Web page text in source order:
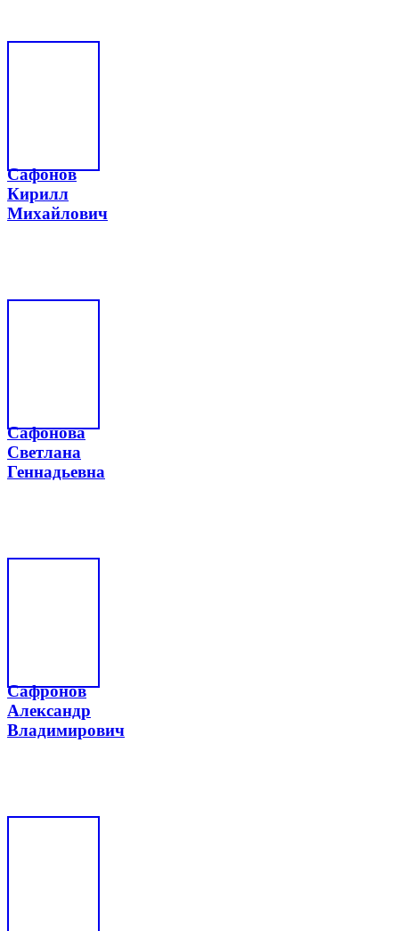
Сафонов
Кирилл
Михайлович
Сафонова
Светлана
Геннадьевна
Сафронов
Александр
Владимирович